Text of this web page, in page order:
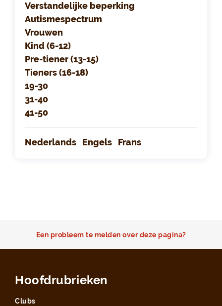
Verstandelijke beperking
Autismespectrum
Vrouwen
Kind (6-12)
Pre-tiener (13-15)
Tieners (16-18)
19-30
31-40
41-50
Nederlands Engels Frans
Een probleem te melden over deze pagina?
Hoofdrubrieken
Clubs